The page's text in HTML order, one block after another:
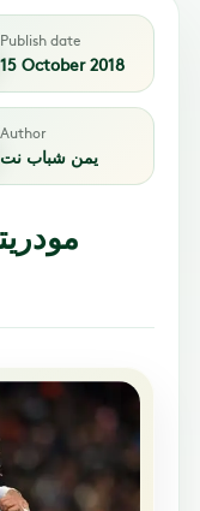
Publish date
15 October 2018
Author
يمن شباب نت